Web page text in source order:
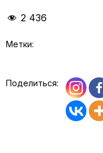
2 436
Метки:
Поделиться: